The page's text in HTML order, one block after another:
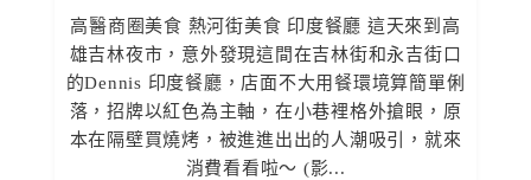
高醫商圈美食 熱河街美食 印度餐廳 這天來到高
雄吉林夜市，意外發現這間在吉林街和永吉街口
的Dennis 印度餐廳，店面不大用餐環境算簡單俐
落，招牌以紅色為主軸，在小巷裡格外搶眼，原
本在隔壁買燒烤，被進進出出的人潮吸引，就來
消費看看啦～ (影...